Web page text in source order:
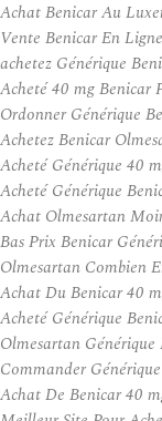
Achat Benicar Au
Vente Benicar En
achetez Générique
Acheté 40 mg Benicar
Ordonner Générique
Achetez Benicar
Acheté Générique 40
Acheté Générique
Achat Olmesartan
Bas Prix Benicar
Olmesartan Combien
Achat Du Benicar 40
Acheté Générique
Olmesartan Générique
Commander
Achat De Benicar 40